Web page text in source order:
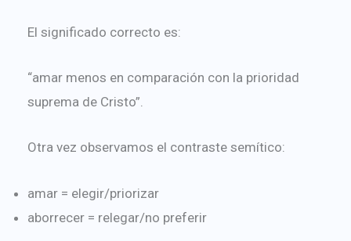
El significado correcto es:
“amar menos en comparación con la prioridad
suprema de Cristo”.
Otra vez observamos el contraste semítico:
amar = elegir/priorizar
aborrecer = relegar/no preferir